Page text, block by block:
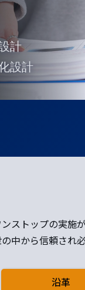
計
設計
ストップの実施が
中から信頼され
沿革